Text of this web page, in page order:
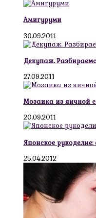
Амигуруми
30.09.2011
Декупаж.
27.09.2011
Мозаика из яичной
20.09.2011
Японское рукоделие:
25.04.2012